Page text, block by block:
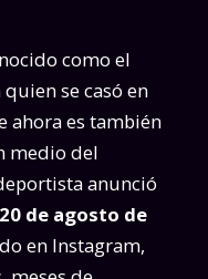
como el
quien se casó en
ahora es también
medio del
anunció
de agosto de
en Instagram,